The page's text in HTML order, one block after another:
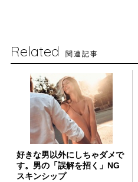
Related 関連記事
好きな男以外にしちゃダメで
す。男の「誤解を招く」NG
スキンシップ